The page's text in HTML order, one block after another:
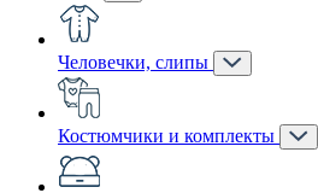
Человечки, слипы
Костюмчики и комплекты